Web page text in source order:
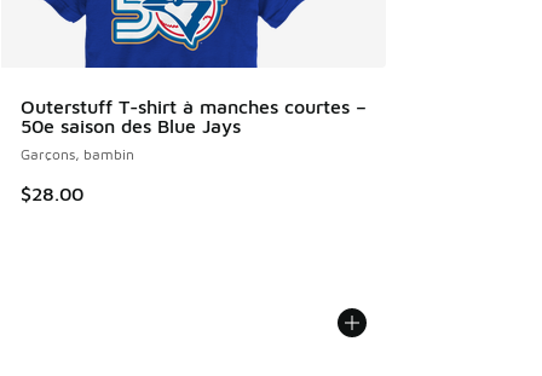
Outerstuff T-shirt à manches courtes –
50e saison des Blue Jays
Garçons, bambin
$28.00